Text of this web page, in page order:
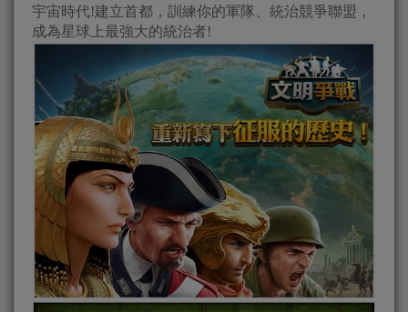
宇宙時代!建立首都，訓練你的軍隊、統治競爭聯盟，
成為星球上最強大的統治者!